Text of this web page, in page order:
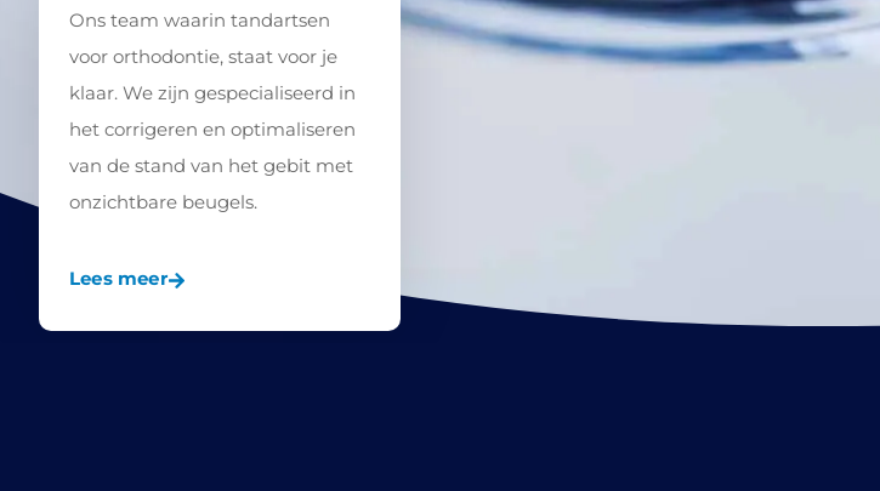
Ons team waarin tandartsen
voor orthodontie, staat voor je
klaar. We zijn gespecialiseerd in
het corrigeren en optimaliseren
van de stand van het gebit met
onzichtbare beugels.
Lees meer